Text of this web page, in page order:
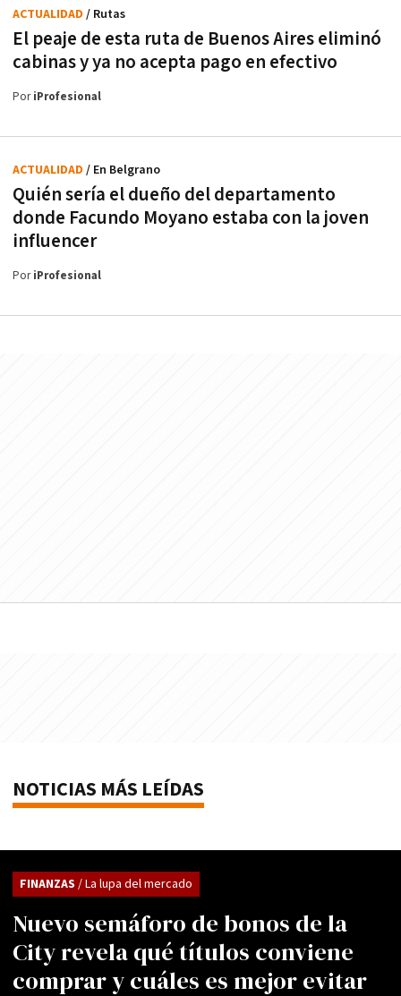
El peaje de esta ruta de Buenos Aires eliminó
cabinas y ya no acepta pago en efectivo
ACTUALIDAD / Rutas
PoriProfesional
Quién sería el dueño del departamento
donde Facundo Moyano estaba con la joven
influencer
ACTUALIDAD / En Belgrano
PoriProfesional
NOTICIAS MÁS LEÍDAS
Nuevo semáforo de bonos de la
City revela qué títulos conviene
comprar y cuáles es mejor evitar
FINANZAS / La lupa del mercado